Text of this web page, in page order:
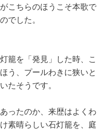
こちらのほうこそ本歌で
でした。
籠を「発見」した時、こ
う、プールわきに狭いと
たそうです。
ったのか、来歴はよくわ
素晴らしい石灯籠を、庭